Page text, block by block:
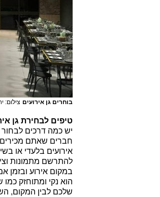
בוחרים גן אירועים צילום:
טיפים לבחירת גן
יש כמה דרכים
חברים שאתם מכירים
אירועים בלעדי או
במקום אירוע ובזמן
הוא נקי ומתוחזק
שלכם לבין המקום,